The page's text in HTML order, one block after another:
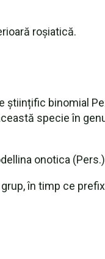
roșiatică.
științific binomial
specie în
onotica
în timp ce